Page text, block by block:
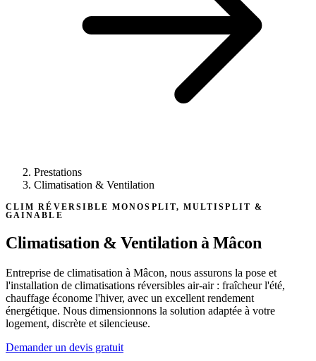
Prestations
Climatisation & Ventilation
CLIM RÉVERSIBLE MONOSPLIT, MULTISPLIT &
GAINABLE
Climatisation & Ventilation à Mâcon
Entreprise de climatisation à Mâcon, nous assurons la pose et
l'installation de climatisations réversibles air-air : fraîcheur l'été,
chauffage économe l'hiver, avec un excellent rendement
énergétique. Nous dimensionnons la solution adaptée à votre
logement, discrète et silencieuse.
Demander un devis gratuit